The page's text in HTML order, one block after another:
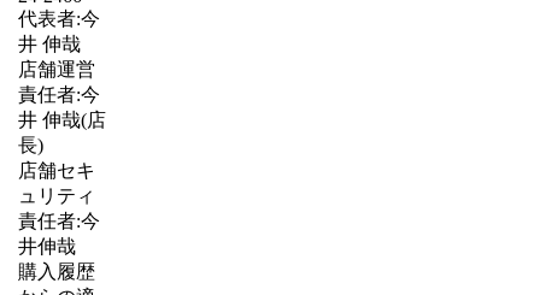
代表者:今
井 伸哉
店舗運営
責任者:今
井 伸哉(店
長)
店舗セキ
ュリティ
責任者:今
井伸哉
購入履歴